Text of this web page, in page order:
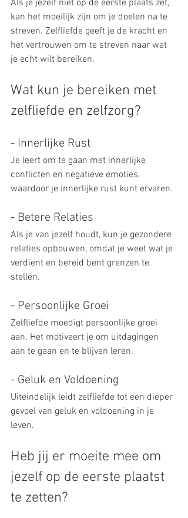
Als je jezelf niet op de eerste plaats zet,
kan het moeilijk zijn om je doelen na te
streven. Zelfliefde geeft je de kracht en
het vertrouwen om te streven naar wat
je echt wilt bereiken.
Wat kun je bereiken met
zelfliefde en zelfzorg?
- Innerlijke Rust
Je leert om te gaan met innerlijke
conflicten en negatieve emoties,
waardoor je innerlijke rust kunt ervaren.
- Betere Relaties
Als je van jezelf houdt, kun je gezondere
relaties opbouwen, omdat je weet wat je
verdient en bereid bent grenzen te
stellen.
- Persoonlijke Groei
Zelfliefde moedigt persoonlijke groei
aan. Het motiveert je om uitdagingen
aan te gaan en te blijven leren.
- Geluk en Voldoening
Uiteindelijk leidt zelfliefde tot een dieper
gevoel van geluk en voldoening in je
leven.
Heb jij er moeite mee om
jezelf op de eerste plaatst
te zetten?